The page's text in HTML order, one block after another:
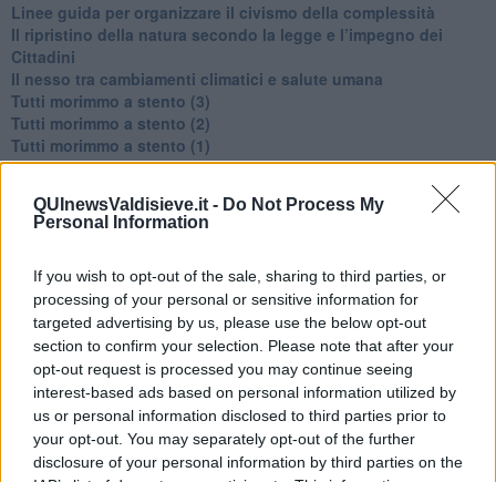
QUInewsValdisieve.it - Do Not Process My
Personal Information
If you wish to opt-out of the sale, sharing to third parties, or
processing of your personal or sensitive information for
targeted advertising by us, please use the below opt-out
section to confirm your selection. Please note that after your
opt-out request is processed you may continue seeing
interest-based ads based on personal information utilized by
us or personal information disclosed to third parties prior to
your opt-out. You may separately opt-out of the further
disclosure of your personal information by third parties on the
​Linee guida per organizzare il civismo della complessità
​Il ripristino della natura secondo la legge e l’impegno dei
Cittadini
Il nesso tra cambiamenti climatici e salute umana
Tutti morimmo a stento (3)
Tutti morimmo a stento (2)
​Tutti morimmo a stento (1)
IL CORRIDOIO BLU il resoconto del convegno
Il corridoio blu
​Il cronoprogramma ottimale verso il full electric sui traghetti
Alcune domande da esordiente agli esperti che decidono le
sorti dell’Elba
Verso il full electric a gestione pubblica dei traghetti​
​La Scienza dei Cittadini e i Cittadini per l’Aria
Trump e le sue guerre contro i deboli e contro la terra
​Le furbate elettorali della Meloni e la testardaggine
dell’opposizione
​Date loro l’Oscar al posto del Nobel per la Pace
L'umanizzazione dell'economia e della politica
​Dopo il diluvio dei NO: un patto intergenerazionale